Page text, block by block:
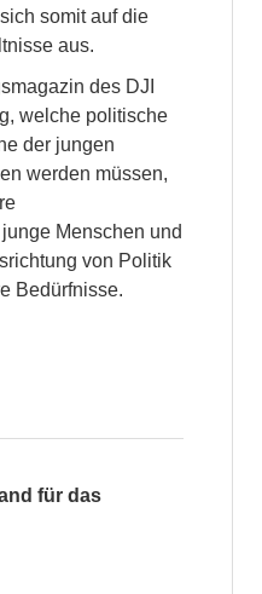
somit auf die
aus.
des DJI
welche politische
der jungen
werden müssen,
Menschen und
von Politik
Bedürfnisse.
für das